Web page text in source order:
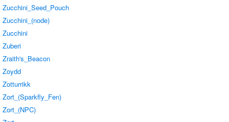
Zucchini_Seed_Pouch
Zucchini_(node)
Zucchini
Zuberi
Zraith's_Beacon
Zoydd
Zotturrikk
Zort_(Sparkfly_Fen)
Zort_(NPC)